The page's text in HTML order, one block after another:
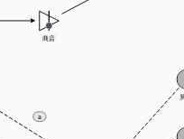
商店
a